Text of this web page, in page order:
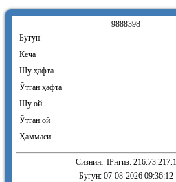
9888398
Бугун
Кеча
Шу ҳафта
Ӯтган ҳафта
Шу ой
Ӯтган ой
Ҳаммаси
Сизнинг IPнгиз: 216.73.217.1
Бугун: 07-08-2026 09:36:12